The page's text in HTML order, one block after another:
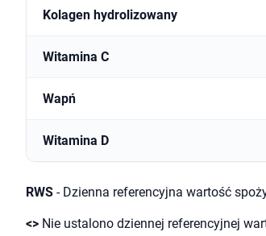
Kolagen hydrolizowany
Witamina C
Wapń
Witamina D
RWS - Dzienna referencyjna wartość
<> Nie ustalono dziennej referencyjnej